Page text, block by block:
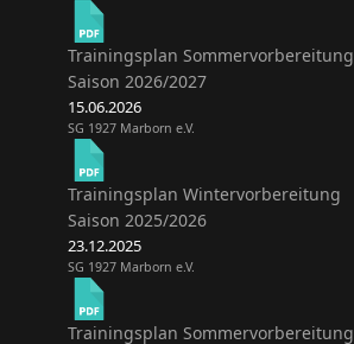
Trainingsplan Sommervorbereitung
Saison 2026/2027
15.06.2026
SG 1927 Marborn e.V.
Trainingsplan Wintervorbereitung
Saison 2025/2026
23.12.2025
SG 1927 Marborn e.V.
Trainingsplan Sommervorbereitung